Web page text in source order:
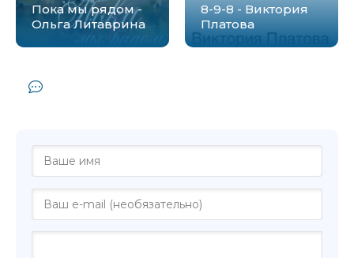
Пока мы рядом -
Ольга Литаврина
8-9-8 - Виктория
Платова